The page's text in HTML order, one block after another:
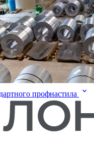
профнастила